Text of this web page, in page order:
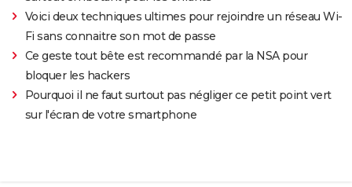
Voici deux techniques ultimes pour rejoindre un réseau Wi-
Fi sans connaitre son mot de passe
Ce geste tout bête est recommandé par la NSA pour
bloquer les hackers
Pourquoi il ne faut surtout pas négliger ce petit point vert
sur l'écran de votre smartphone